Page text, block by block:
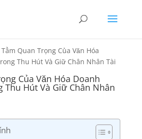
Tầm Quan Trọng Của Văn Hóa
Thu Hút Và Giữ Chân Nhân Tài
Của Văn Hóa Doanh
Thu Hút Và Giữ Chân Nhân